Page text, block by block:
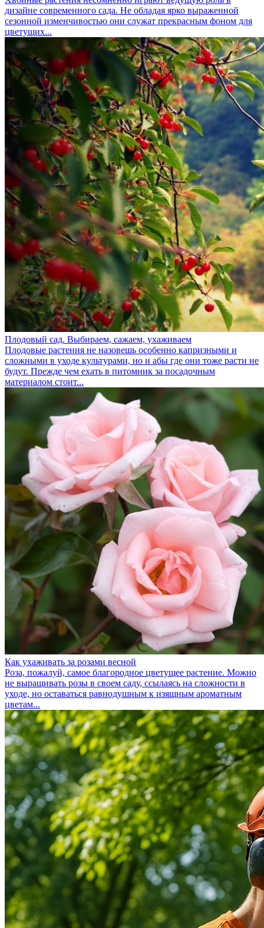
дизайне современного сада. Не обладая ярко выраженной
сезонной изменчивостью они служат прекрасным фоном для
цветущих...
Плодовый сад. Выбираем, сажаем, ухаживаем
Плодовые растения не назовешь особенно капризными и
сложными в уходе культурами, но и абы где они тоже расти не
будут. Прежде чем ехать в питомник за посадочным
материалом стоит...
Как ухаживать за розами весной
Роза, пожалуй, самое благородное цветущее растение. Можно
не выращивать розы в своем саду, ссылаясь на сложности в
уходе, но оставаться равнодушным к изящным ароматным
цветам...